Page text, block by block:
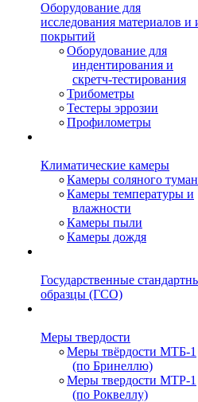
Оборудование для
исследования материалов и
покрытий
Оборудование для
индентирования и
скретч-тестирования
Трибометры
Тестеры эррозии
Профилометры
Климатические камеры
Камеры соляного
Камеры температуры и
влажности
Камеры пыли
Камеры дождя
Государственные
образцы (ГСО)
Меры твердости
Меры твёрдости МТБ-1
(по Бринеллю)
Меры твердости МТР-1
(по Роквеллу)